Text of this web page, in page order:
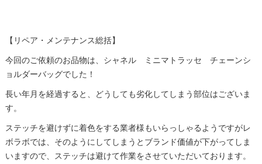
【リペア・メンテナンス総括】
今回のご依頼のお品物は、シャネル ミニマトラッセ チェーンシ
ョルダーバッグでした！
長い年月を経過すると、どうしても劣化してしまう部位はございま
す。
ステッチを避けずに着色をする業者様もいらっしゃるようですがレ
ボラボでは、そのようにしてしまうとブランド価値が下がってしま
いますので、ステッチは避けて作業をさせていただいております。